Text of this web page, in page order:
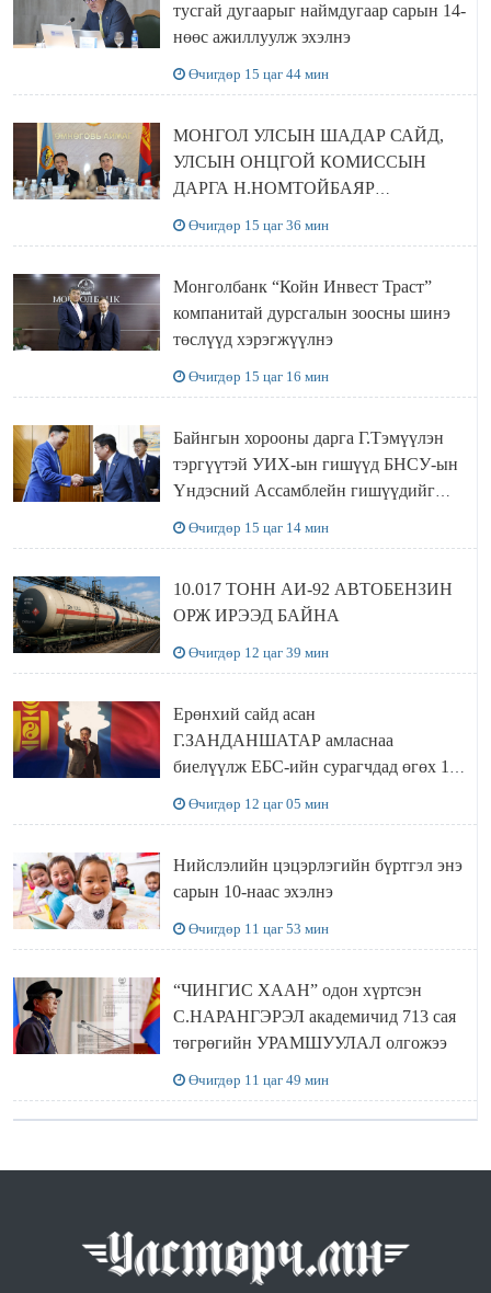
тусгай дугаарыг наймдугаар сарын 14-
нөөс ажиллуулж эхэлнэ
Өчигдөр 15 цаг 44 мин
МОНГОЛ УЛСЫН ШАДАР САЙД,
УЛСЫН ОНЦГОЙ КОМИССЫН
ДАРГА Н.НОМТОЙБАЯР
Өчигдөр 15 цаг 36 мин
Монголбанк “Койн Инвест Траст”
компанитай дурсгалын зоосны шинэ
төслүүд хэрэгжүүлнэ
Өчигдөр 15 цаг 16 мин
Байнгын хорооны дарга Г.Тэмүүлэн
тэргүүтэй УИХ-ын гишүүд БНСУ-ын
Үндэсний Ассамблейн гишүүдийг
Өчигдөр 15 цаг 14 мин
10.017 ТОНН АИ-92 АВТОБЕНЗИН
ОРЖ ИРЭЭД БАЙНА
Өчигдөр 12 цаг 39 мин
Ерөнхий сайд асан
Г.ЗАНДАНШАТАР амласнаа
биелүүлж ЕБС-ийн сурагчдад өгөх 10.
Өчигдөр 12 цаг 05 мин
Нийслэлийн цэцэрлэгийн бүртгэл энэ
сарын 10-наас эхэлнэ
Өчигдөр 11 цаг 53 мин
“ЧИНГИС ХААН” одон хүртсэн
С.НАРАНГЭРЭЛ академичид 713 сая
төгрөгийн УРАМШУУЛАЛ олгожээ
Өчигдөр 11 цаг 49 мин